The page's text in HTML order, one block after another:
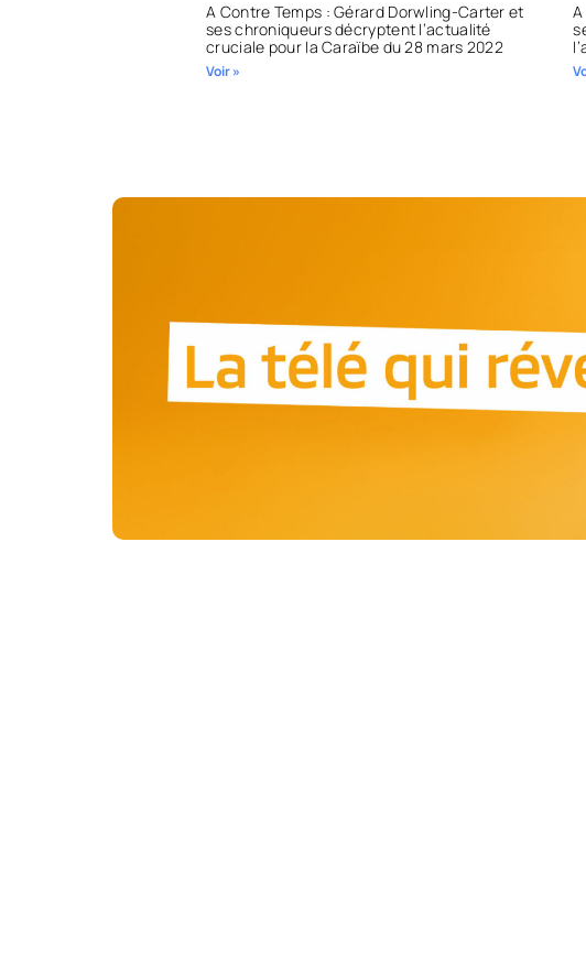
A Contre Temps : Gérard Dorwling-Carter et
ses chroniqueurs décryptent l’actualité
cruciale pour la Caraïbe du 28 mars 2022
Voir »